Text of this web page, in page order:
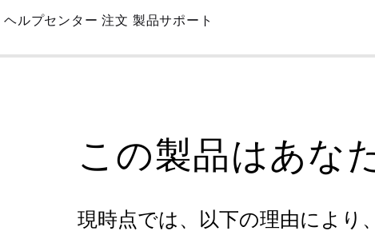
Skip
Main
ヘルプセンター 注文 製品サポート
この製品はあな
現時点では、以下の理由により